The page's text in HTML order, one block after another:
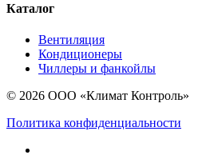
Каталог
Вентиляция
Кондиционеры
Чиллеры и фанкойлы
© 2026 ООО «Климат Контроль»
Политика конфиденциальности